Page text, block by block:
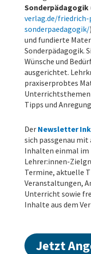
Sonderpädagogik
verlag.de/
sonderpaedagogik/
und fundierte
Sonderpädagogik.
Wünsche und
ausgerichtet.
praxiserprobtes
Tipps und
Der Newsletter
sich passgenau
Inhalten einmal im
Lehrer:innen-
Termine, aktuelle
Veranstaltungen,
Unterricht sowie
Inhalte aus dem
Jetzt